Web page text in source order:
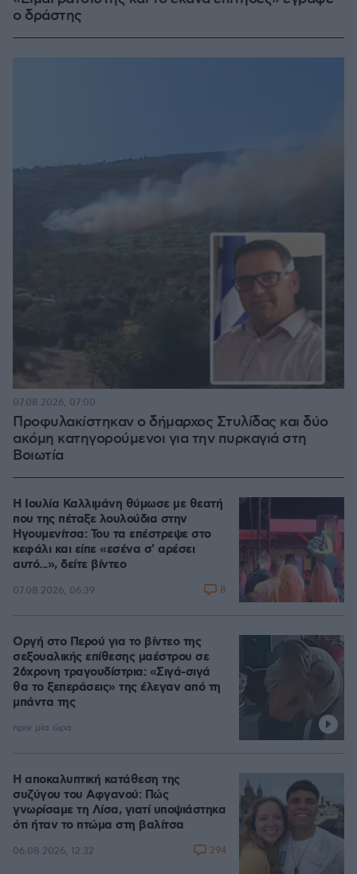
ο δράστης
Προφυλακίστηκαν ο δήμαρχος Στυλίδας και δύο
ακόμη κατηγορούμενοι για την πυρκαγιά στη
Βοιωτία
07.08.2026, 07:00
Η Ιουλία Καλλιμάνη θύμωσε με θεατή
που της πέταξε λουλούδια στην
Ηγουμενίτσα: Του τα επέστρεψε στο
κεφάλι και είπε «εσένα σ' αρέσει
αυτό...», δείτε βίντεο
07.08.2026, 06:39 8
Οργή στο Περού για το βίντεο της
σεξουαλικής επίθεσης μαέστρου σε
26χρονη τραγουδίστρια: «Σιγά-σιγά
θα το ξεπεράσεις» της έλεγαν από τη
μπάντα της
πριν μία ώρα
Η αποκαλυπτική κατάθεση της
συζύγου του Αφγανού: Πώς
γνωρίσαμε τη Λίσα, γιατί υποψιάστηκα
ότι ήταν το πτώμα στη βαλίτσα
06.08.2026, 12:32 294